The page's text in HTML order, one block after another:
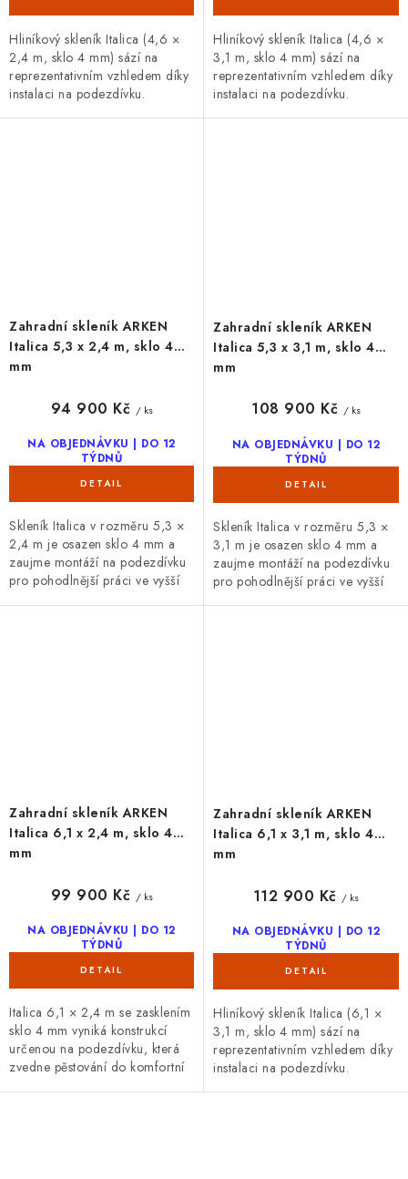
Hliníkový skleník Italica (4,6 ×
2,4 m, sklo 4 mm) sází na
reprezentativním vzhledem díky
instalaci na podezdívku.
Hliníkový skleník Italica (4,6 ×
3,1 m, sklo 4 mm) sází na
reprezentativním vzhledem díky
instalaci na podezdívku.
Zahradní skleník ARKEN
Italica 5,3 x 2,4 m, sklo 4
mm
NA OBJEDNÁVKU | DO 12
TÝDNŮ
94 900 Kč / ks
Skleník Italica v rozměru 5,3 ×
2,4 m je osazen sklo 4 mm a
zaujme montáží na podezdívku
pro pohodlnější práci ve vyšší
Zahradní skleník ARKEN
Italica 5,3 x 3,1 m, sklo 4
mm
NA OBJEDNÁVKU | DO 12
TÝDNŮ
108 900 Kč / ks
Skleník Italica v rozměru 5,3 ×
3,1 m je osazen sklo 4 mm a
zaujme montáží na podezdívku
pro pohodlnější práci ve vyšší
Zahradní skleník ARKEN
Italica 6,1 x 2,4 m, sklo 4
mm
NA OBJEDNÁVKU | DO 12
TÝDNŮ
99 900 Kč / ks
Italica 6,1 × 2,4 m se zasklením
sklo 4 mm vyniká konstrukcí
určenou na podezdívku, která
zvedne pěstování do komfortní
Zahradní skleník ARKEN
Italica 6,1 x 3,1 m, sklo 4
mm
NA OBJEDNÁVKU | DO 12
TÝDNŮ
112 900 Kč / ks
Hliníkový skleník Italica (6,1 ×
3,1 m, sklo 4 mm) sází na
reprezentativním vzhledem díky
instalaci na podezdívku.